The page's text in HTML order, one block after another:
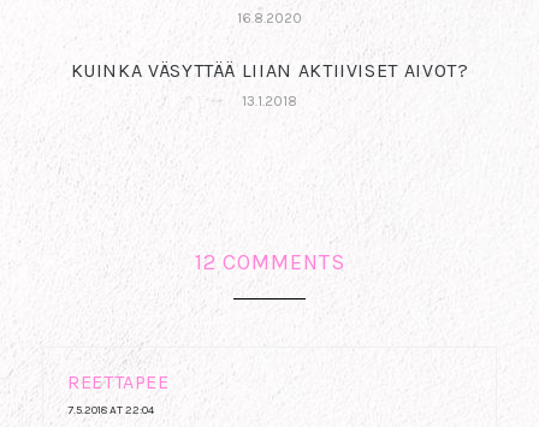
16.8.2020
KUINKA VÄSYTTÄÄ LIIAN AKTIIVISET AIVOT?
13.1.2018
12 COMMENTS
REETTAPEE
7.5.2018 AT 22:04